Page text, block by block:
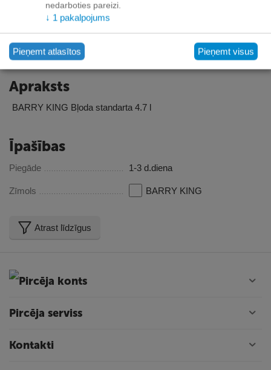
Apraksts
BARRY KING Bļoda standarta 4.7 l
Īpašības
Piegāde 1-3 d.diena
Zīmols BARRY KING
Atrast līdzīgus
Pircēja konts
Pircēja serviss
Kontakti
nedarboties pareizi.
↓ 1 pakalpojums
Pieņemt atlasītos Pieņemt visus